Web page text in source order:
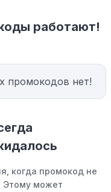
работают!
промокодов нет!
когда промокод не
Этому может